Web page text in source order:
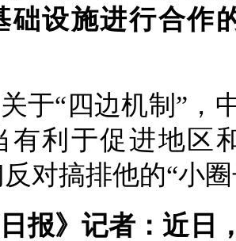
础设施进行合作
于“四边机制”，
有利于促进地区
对搞排他的“小
日报》记者：近